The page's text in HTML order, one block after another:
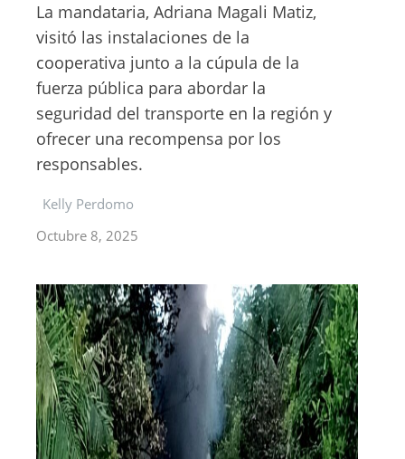
La mandataria, Adriana Magali Matiz,
visitó las instalaciones de la
cooperativa junto a la cúpula de la
fuerza pública para abordar la
seguridad del transporte en la región y
ofrecer una recompensa por los
responsables.
Kelly Perdomo
Octubre 8, 2025